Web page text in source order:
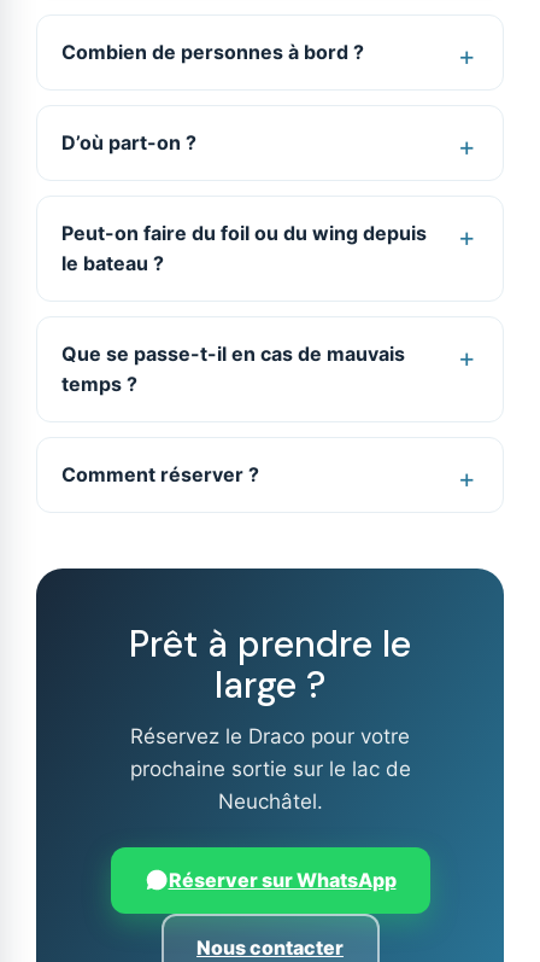
Combien de personnes à bord ?
D’où part-on ?
Peut-on faire du foil ou du wing depuis
le bateau ?
Que se passe-t-il en cas de mauvais
temps ?
Comment réserver ?
Prêt à prendre le
large ?
Réservez le Draco pour votre
prochaine sortie sur le lac de
Neuchâtel.
Réserver sur WhatsApp
Nous contacter